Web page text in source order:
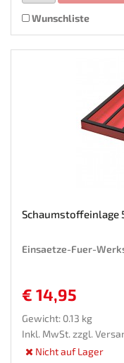
Wunschliste
Schaumstoffeinlage
Einsaetze-Fuer-
€ 14,95
Gewicht: 0.13 kg
Inkl. MwSt. zzgl.
Nicht auf Lager